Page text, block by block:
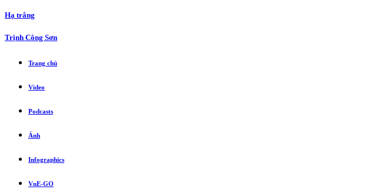
Hạ trắng
Trịnh Công Sơn
Trang chủ
Video
Podcasts
Ảnh
Infographics
VnE-GO